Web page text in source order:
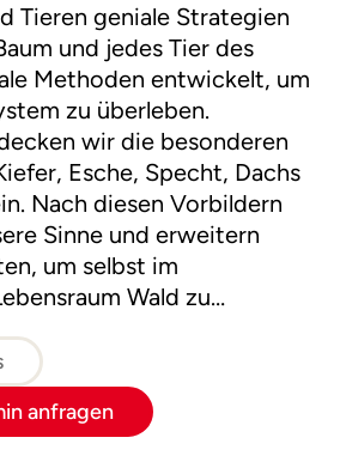
Tieren geniale Strategien
und jedes Tier des
Methoden entwickelt, um
zu überleben.
wir die besonderen
Esche, Specht, Dachs
Nach diesen Vorbildern
Sinne und erweitern
um selbst im
Wald zu
finden heraus, wie wir
können.
anfragen